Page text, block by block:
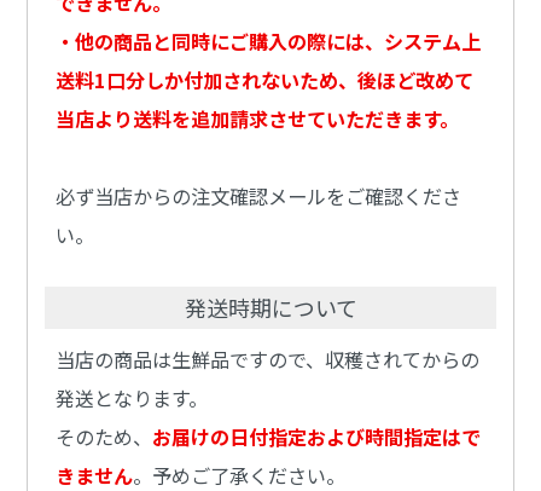
・他の商品と同時にご購入の際には、システム上
送料1口分しか付加されないため、後ほど改めて
当店より送料を追加請求させていただきます。
必ず当店からの注文確認メールをご確認くださ
い。
発送時期について
当店の商品は生鮮品ですので、収穫されてからの
発送となります。
そのため、 お届けの日付指定および時間指定はで
きません。予めご了承ください。